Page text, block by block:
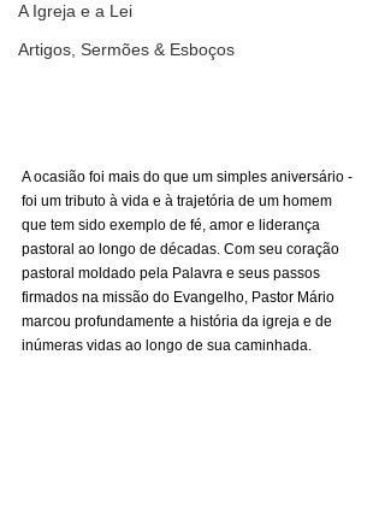
A Igreja e a Lei
Artigos, Sermões & Esboços
A ocasião foi mais do que um simples aniversário -
foi um tributo à vida e à trajetória de um homem
que tem sido exemplo de fé, amor e liderança
pastoral ao longo de décadas. Com seu coração
pastoral moldado pela Palavra e seus passos
firmados na missão do Evangelho, Pastor Mário
marcou profundamente a história da igreja e de
inúmeras vidas ao longo de sua caminhada.